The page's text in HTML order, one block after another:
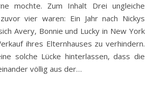
mochte. Zum Inhalt Drei ungleiche
vier waren: Ein Jahr nach Nickys
Avery, Bonnie und Lucky in New York
ihres Elternhauses zu verhindern.
solche Lücke hinterlassen, dass die
völlig aus der…